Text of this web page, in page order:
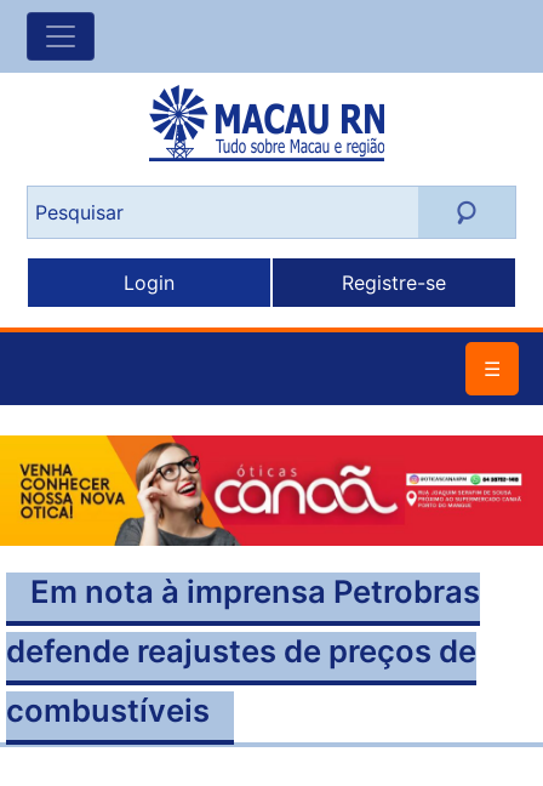
Login Registre-se
☰
Em nota à imprensa Petrobras
defende reajustes de preços de
combustíveis